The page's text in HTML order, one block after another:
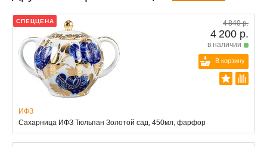
СПЕЦЦЕНА 4 840 р.
4 200 р.
в наличии
В корзину
ИФЗ
Сахарница ИФЗ Тюльпан Золотой сад, 450мл, фарфор